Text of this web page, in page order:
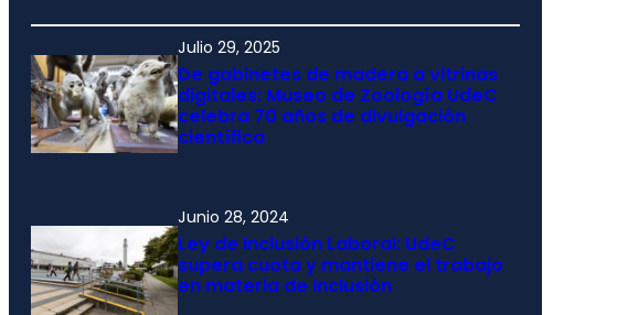
Julio 29, 2025
De gabinetes de madera a vitrinas
digitales: Museo de Zoología UdeC
celebra 70 años de divulgación
científica
Junio 28, 2024
Ley de Inclusión Laboral: UdeC
supera cuota y mantiene el trabajo
en materia de inclusión